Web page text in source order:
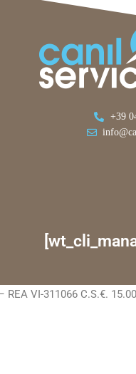
+39
REA VI-311066 C.S.€.